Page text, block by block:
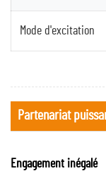
Mode d'excitation
Partenariat
Engagement inégalé